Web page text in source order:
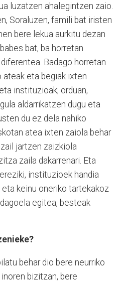
luzatzen ahalegintzen zaio.
Soraluzen, famili bat iristen
bere lekua aurkitu dezan
bat, ba horretan
Badago horretan
ateak eta begiak ixten
instituzioak; orduan,
aldarrikatzen dugu eta
du ez dela nahiko
atea ixten zaiola behar
jartzen zaizkiola
zaila dakarrenari. Eta
instituzioek handia
keinu oneriko tartekakoz
egitea, besteak
behar dio bere neurriko
bizitzan, bere